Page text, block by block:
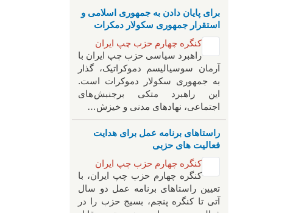
برای پایان دادن به جمهوری اسلامی و
استقرار جمهوری سکولار دمکرات
کنگره چهارم حزب چپ ایران
راهبرد سياسی حزب چپ ایران با
آرمان سوسیالیسم دموکراتیک، گذار
به جمهوری سکولار دموکرات است.
این راهبرد متکی برجنبش های
اجتماعی، نهادهای مدنی و خیزش‌…
راستاهای برنامه عمل برای هدایت
فعالیت های حزبی
کنگره چهارم حزب چپ ایران
کنگره چهارم حزب چپ ایران، با
تعیین راستاهای برنامه عمل دو سال
آتی تا کنگره پنجم، بسیج حزب را در